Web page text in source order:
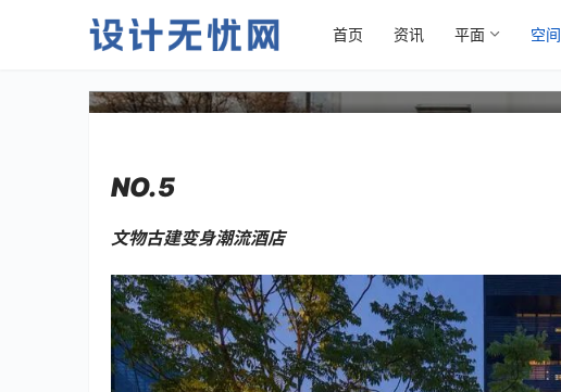
首页 资讯 平面 空间
旧建筑改造：老建筑的“前世今生”
NO.5
文物古建变身潮流酒店